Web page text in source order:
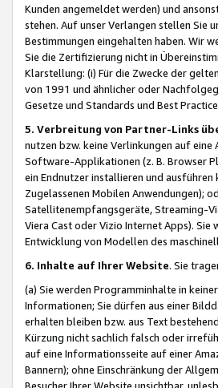
Kunden angemeldet werden) und
stehen. Auf unser Verlangen stellen Sie
Bestimmungen eingehalten haben. Wir
Sie die Zertifizierung nicht in
Klarstellung: (i) Für die Zwecke der
von 1991 und ähnlicher oder
Gesetze und Standards und Best
5. Verbreitung von Partner-Links
nutzen bzw. keine Verlinkungen auf
Software-Applikationen (z. B. Browser
ein Endnutzer installieren und
Zugelassenen Mobilen Anwendungen);
Satellitenempfangsgeräte, Streaming-
Viera Cast oder Vizio Internet Apps).
Entwicklung von Modellen des
6. Inhalte auf Ihrer Website. Sie
(a) Sie werden Programminhalte in
Informationen; Sie dürfen aus einer
erhalten bleiben bzw. aus Text
Kürzung nicht sachlich falsch oder
auf eine Informationsseite auf einer
Bannern); ohne Einschränkung der
Besucher Ihrer Website unsichtbar,